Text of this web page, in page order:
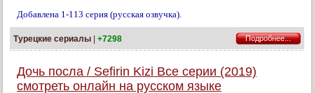
Добавлена 1-113 серия (русская озвучка).
Турецкие сериалы | +7298 Подробнее...
Дочь посла / Sefirin Kizi Все серии (2019)
смотреть онлайн на русском языке